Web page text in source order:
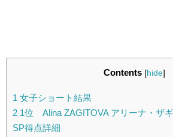
Contents [hide]
1 女子ショート結果
2 1位 Alina ZAGITOVA アリーナ・ザ
SP得点詳細